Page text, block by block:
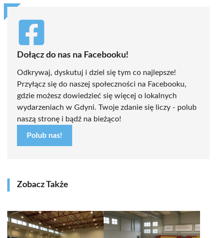
Dołącz do nas na Facebooku!
Odkrywaj, dyskutuj i dziel się tym co najlepsze!
Przyłącz się do naszej społeczności na Facebooku,
gdzie możesz dowiedzieć się więcej o lokalnych
wydarzeniach w Gdyni. Twoje zdanie się liczy - polub
naszą stronę i bądź na bieżąco!
Polub nas!
Zobacz Także